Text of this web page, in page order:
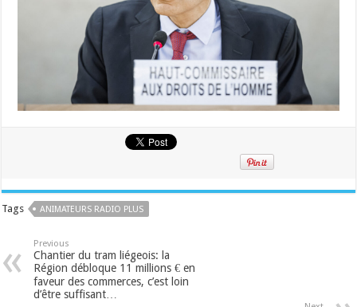
Tags ANIMATEURS RADIO PLUS
Previous
Chantier du tram liégeois: la
Région débloque 11 millions € en
faveur des commerces, c’est loin
d’être suffisant…